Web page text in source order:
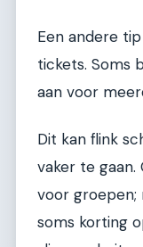
Een andere
tickets. Soms
aan voor
Dit kan flink
vaker te gaan.
voor
soms korting